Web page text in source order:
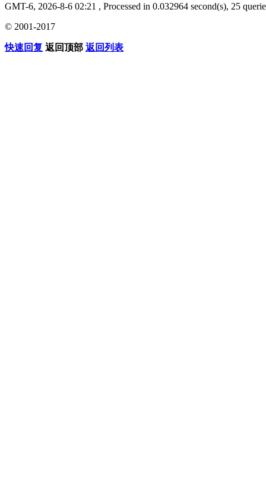
GMT-6, 2026-8-6 02:21 , Processed in 0.032964 second(s), 25
© 2001-2017
快速回复 返回顶部 返回列表